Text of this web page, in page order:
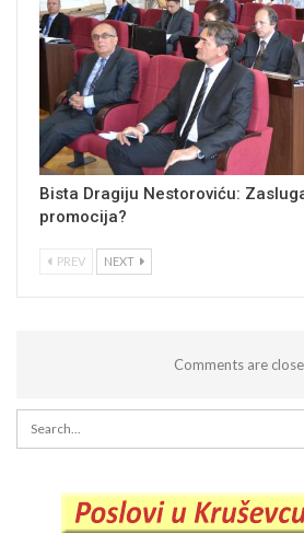
Bista Dragiju Nestoroviću:
promocija?
PREV NEXT
Comments are